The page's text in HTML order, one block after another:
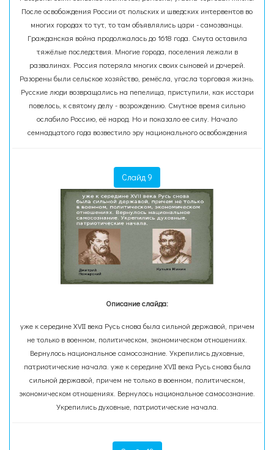
После освобождения России от польских и шведских интервентов во
многих городах то тут, то там объявлялись цари - самозванцы.
Гражданская война продолжалась до 1618 года. Смута оставила
тяжёлые последствия. Многие города, поселения лежали в
развалинах. Россия потеряла многих своих сыновей и дочерей.
Разорены были сельское хозяйство, ремёсла, угасла торговая жизнь.
Русские люди возвращались на пепелища, приступили, как исстари
повелось, к святому делу - возрождению. Смутное время сильно
ослабило Россию, её народ. Но и показало ее силу. Начало
семнадцатого года возвестило эру национального освобождения
Слайд 9
Описание слайда:
уже к середине XVII века Русь снова была сильной державой, причем
не только в военном, политическом, экономическом отношениях.
Вернулось национальное самосознание. Укрепились духовные,
патриотические начала. уже к середине XVII века Русь снова была
сильной державой, причем не только в военном, политическом,
экономическом отношениях. Вернулось национальное самосознание.
Укрепились духовные, патриотические начала.